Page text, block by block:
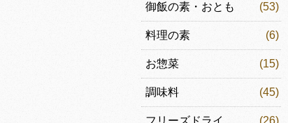
御飯の素・おとも (53)
料理の素 (6)
お惣菜 (15)
調味料 (45)
フリーズドライ (26)